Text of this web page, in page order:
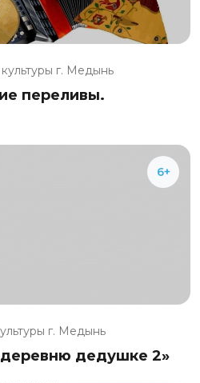
г. Медынь
переливы.
6+
г. Медынь
дедушке 2»